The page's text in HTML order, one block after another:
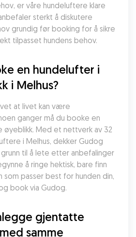
er våre hundeluftere klare
sterkt å diskutere
grundig før booking for å sikre
tilpasset hundens behov.
en hundelufter i
i Melhus?
at livet kan være
ganger må du booke en
øyeblikk. Med et nettverk av 32
i Melhus, dekker Gudog
til å lete etter anbefalinger
å ringe hektisk, bare finn
som passer best for hunden din,
book via Gudog.
gjentatte
samme